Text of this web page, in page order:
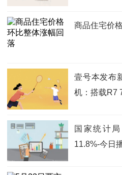
商品住宅价
壹号本发布
机：搭载R7
国家统计
11.8%-今日